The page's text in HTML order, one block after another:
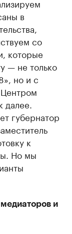
в
со
которые
— не только
но и с
далее.
губернатор
к
Но мы
и